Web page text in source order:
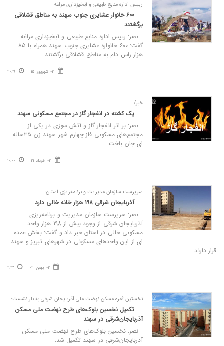
رییس اداره منابع طبیعی و آبخیزداری مراغه:
۶۰۰ خانوار عشایری جنوب سهند به مناطق قشلاقی
برگشتند
نصر: رییس اداره منابع طبیعی و آبخیزداری مراغه
گفت: ۶۰۰ خانواره عشایری جنوب سهند همراه با ۸۵
هزار راس دام به مناطق قشلاقی برگشتند.
03 شهریور 15 20:19
خبر/
یک کشته در انفجار گاز در مجتمع مسکونی سهند
نصر: بر اثر انفجار گاز و آتش سوزی در یکی از
مجتمع‌های مسکونی فاز چهارم شهر سهند زن ۳۵ساله
ای جان باخت.
03 خرداد 21 10:00
سرپرست سازمان مدیریت و برنامه‌ریزی استان؛
آذربایجان شرقی 198 هزار خانه خالی دارد
نصر: سرپرست سازمان مدیریت و برنامه‌ریزی
آذربایجان شرقی از وجود بیش از 198 هزار واحد
مسکونی خالی در استان خبر داد و گفت: بخش عمده
ای از این واحدهای مسکونی در شهرهای تبریز و سهند
قرار دارند.
02 بهمن 04 11:13
نخستین ثمره مسکن نهضت ملی آذربایجان شرقی به بار نشست؛
تکمیل نخسین بلوک‌های طرح نهضت ملی مسکن
آذربایجان‌شرقی در سهند
نصر: نخسین بلوک‌های طرح نهضت ملی مسکن
آذربایجان‌شرقی در سهند تکمیل شد.